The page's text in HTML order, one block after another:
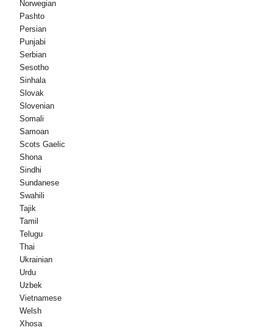
Norwegian
Pashto
Persian
Punjabi
Serbian
Sesotho
Sinhala
Slovak
Slovenian
Somali
Samoan
Scots Gaelic
Shona
Sindhi
Sundanese
Swahili
Tajik
Tamil
Telugu
Thai
Ukrainian
Urdu
Uzbek
Vietnamese
Welsh
Xhosa